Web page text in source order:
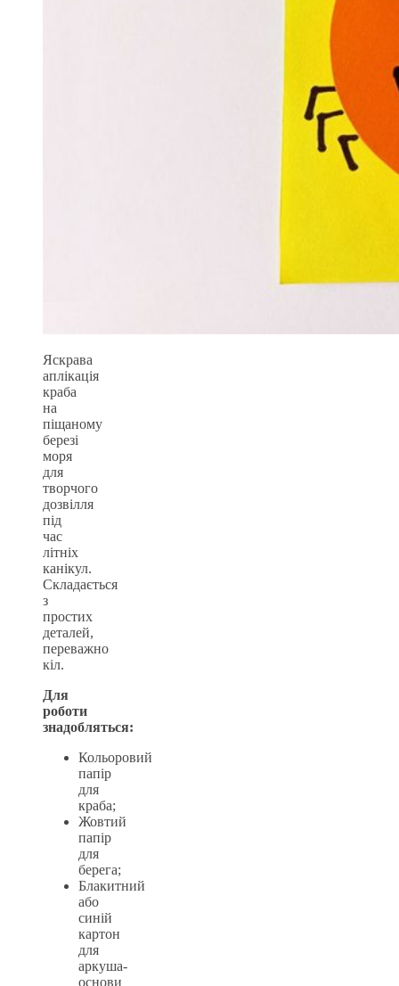
Яскрава
аплікація
краба
на
піщаному
березі
моря
для
творчого
дозвілля
під
час
літніх
канікул.
Складається
з
простих
деталей,
переважно
кіл.
Для
роботи
знадобляться:
Кольоровий
папір
для
краба;
Жовтий
папір
для
берега;
Блакитний
або
синій
картон
для
аркуша-
основи